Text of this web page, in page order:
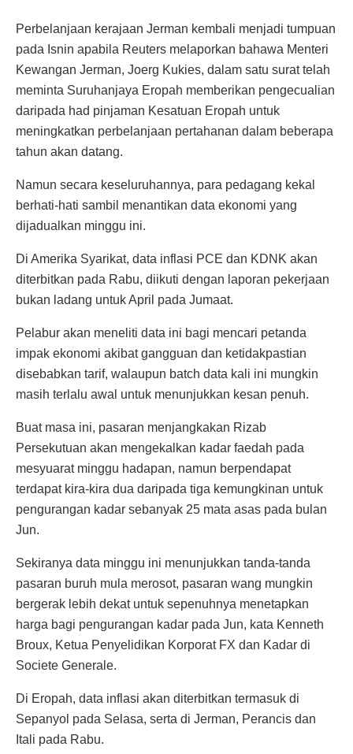
Perbelanjaan kerajaan Jerman kembali menjadi tumpuan
pada Isnin apabila Reuters melaporkan bahawa Menteri
Kewangan Jerman, Joerg Kukies, dalam satu surat telah
meminta Suruhanjaya Eropah memberikan pengecualian
daripada had pinjaman Kesatuan Eropah untuk
meningkatkan perbelanjaan pertahanan dalam beberapa
tahun akan datang.
Namun secara keseluruhannya, para pedagang kekal
berhati-hati sambil menantikan data ekonomi yang
dijadualkan minggu ini.
Di Amerika Syarikat, data inflasi PCE dan KDNK akan
diterbitkan pada Rabu, diikuti dengan laporan pekerjaan
bukan ladang untuk April pada Jumaat.
Pelabur akan meneliti data ini bagi mencari petanda
impak ekonomi akibat gangguan dan ketidakpastian
disebabkan tarif, walaupun batch data kali ini mungkin
masih terlalu awal untuk menunjukkan kesan penuh.
Buat masa ini, pasaran menjangkakan Rizab
Persekutuan akan mengekalkan kadar faedah pada
mesyuarat minggu hadapan, namun berpendapat
terdapat kira-kira dua daripada tiga kemungkinan untuk
pengurangan kadar sebanyak 25 mata asas pada bulan
Jun.
Sekiranya data minggu ini menunjukkan tanda-tanda
pasaran buruh mula merosot, pasaran wang mungkin
bergerak lebih dekat untuk sepenuhnya menetapkan
harga bagi pengurangan kadar pada Jun, kata Kenneth
Broux, Ketua Penyelidikan Korporat FX dan Kadar di
Societe Generale.
Di Eropah, data inflasi akan diterbitkan termasuk di
Sepanyol pada Selasa, serta di Jerman, Perancis dan
Itali pada Rabu.